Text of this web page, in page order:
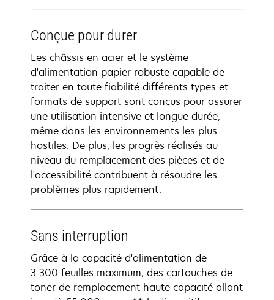
Conçue pour durer
Les châssis en acier et le système
d'alimentation papier robuste capable de
traiter en toute fiabilité différents types et
formats de support sont conçus pour assurer
une utilisation intensive et longue durée,
même dans les environnements les plus
hostiles. De plus, les progrès réalisés au
niveau du remplacement des pièces et de
l'accessibilité contribuent à résoudre les
problèmes plus rapidement.
Sans interruption
Grâce à la capacité d'alimentation de
3 300 feuilles maximum, des cartouches de
toner de remplacement haute capacité allant